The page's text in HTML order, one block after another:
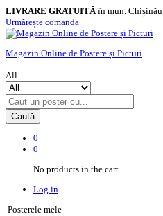
LIVRARE GRATUITĂîn mun. Chișinău
Urmărește comanda
Magazin Online de Postere și Picturi
All
Caută
0
0
No products in the cart.
Log in
Posterele mele